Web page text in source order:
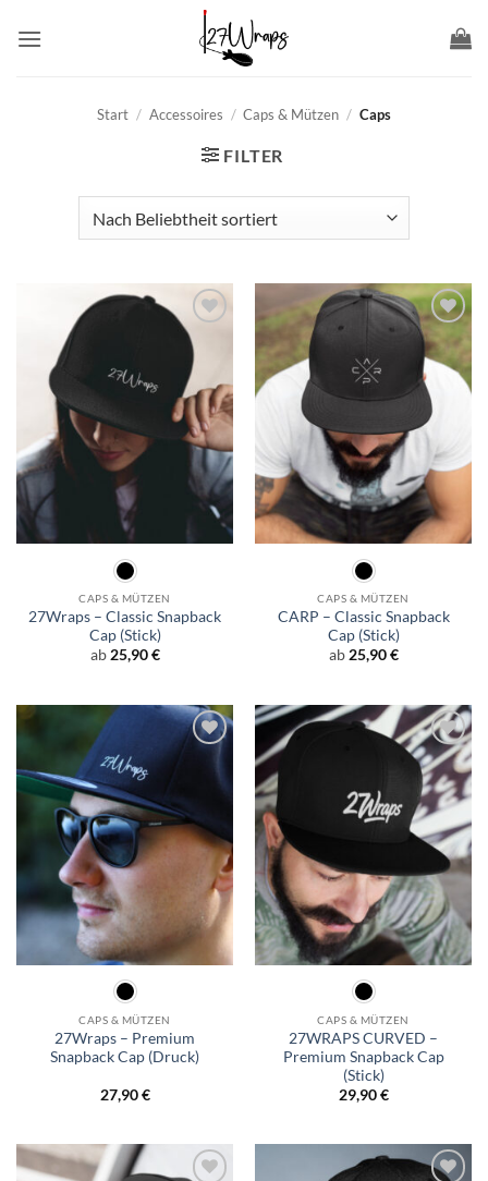
Inhalt
Start / Accessoires / Caps & Mützen / Caps
FILTER
Add to
wishlist
CAPS & MÜTZEN
27Wraps – Classic Snapback
Cap (Stick)
ab 25,90€
Add to
wishlist
CAPS & MÜTZEN
CARP – Classic Snapback
Cap (Stick)
ab 25,90€
wishlist
CAPS & MÜTZEN
27Wraps – Premium
Snapback Cap (Druck)
27,90€
Add to
wishlist
CAPS & MÜTZEN
27WRAPS CURVED –
Premium Snapback Cap
(Stick)
29,90€